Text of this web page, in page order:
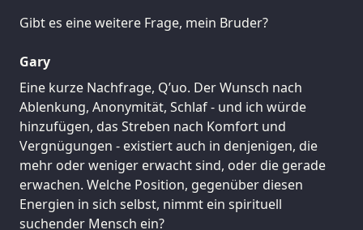
Gibt es eine weitere Frage, mein Bruder?
Gary
Eine kurze Nachfrage, Q’uo. Der Wunsch nach
Ablenkung, Anonymität, Schlaf - und ich würde
hinzufügen, das Streben nach Komfort und
Vergnügungen - existiert auch in denjenigen, die
mehr oder weniger erwacht sind, oder die gerade
erwachen. Welche Position, gegenüber diesen
Energien in sich selbst, nimmt ein spirituell
suchender Mensch ein?